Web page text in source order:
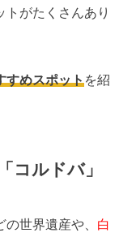
トがたくさんあり
すめスポット を紹
コルドバ」
世界遺産や、 白